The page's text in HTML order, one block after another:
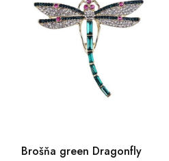
Brošňa green Dragonfly